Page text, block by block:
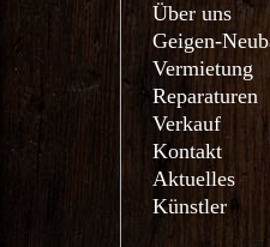
Über uns
Geigen-
Vermietung
Reparaturen
Verkauf
Kontakt
Aktuelles
Künstler